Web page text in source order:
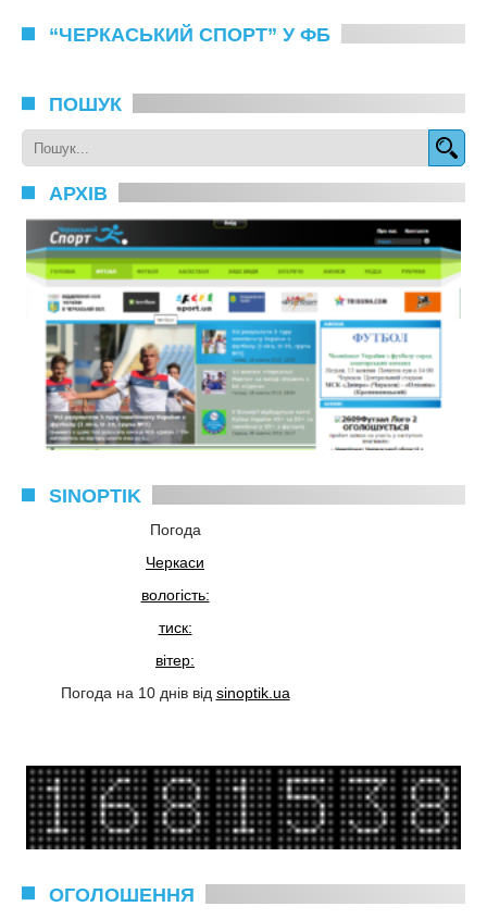
“ЧЕРКАСЬКИЙ СПОРТ” У ФБ
ПОШУК
АРХІВ
SINOPTIK
Погода
Черкаси
вологість:
тиск:
вітер:
Погода на 10 днів від sinoptik.ua
ОГОЛОШЕННЯ